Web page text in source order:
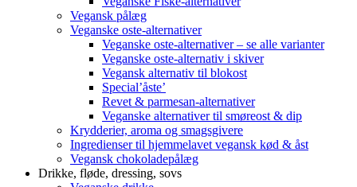
Vegansk pålæg
Veganske oste-alternativer
Veganske oste-alternativer – se alle varianter
Veganske oste-alternativ i skiver
Vegansk alternativ til blokost
Special’åste’
Revet & parmesan-alternativer
Veganske alternativer til smøreost & dip
Krydderier, aroma og smagsgivere
Ingredienser til hjemmelavet vegansk kød & åst
Vegansk chokoladepålæg
Drikke, fløde, dressing, sovs